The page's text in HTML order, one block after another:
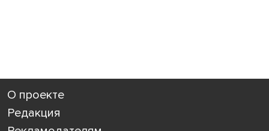
О проекте
Редакция